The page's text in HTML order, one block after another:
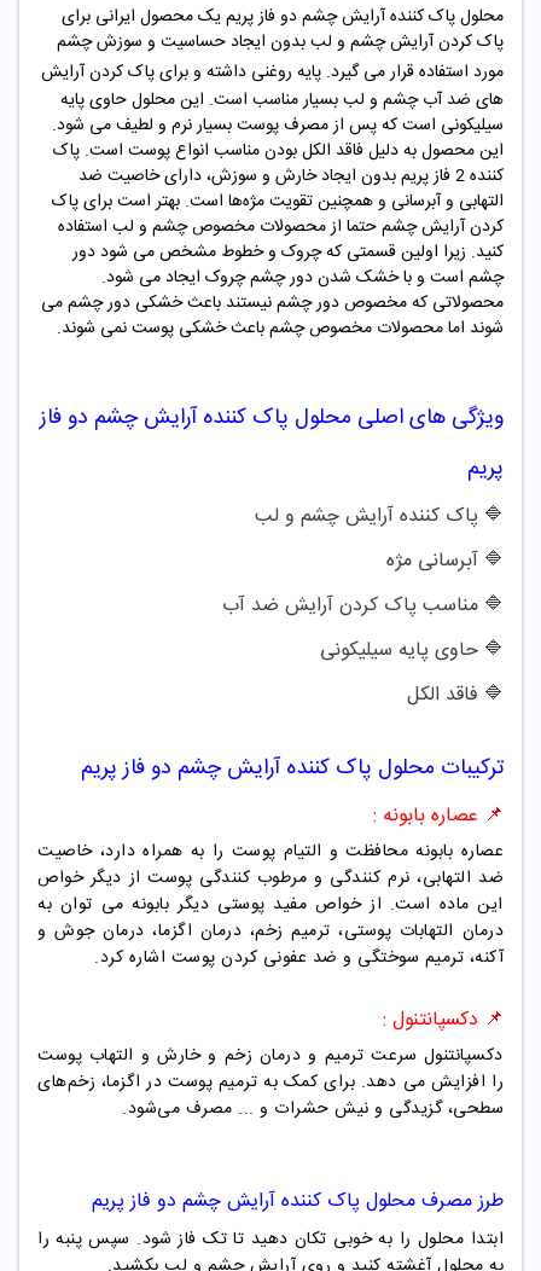
محلول پاک کننده آرایش چشم دو فاز پریم یک محصول ایرانی برای
پاک کردن آرایش چشم و لب بدون ایجاد حساسیت و سوزش چشم
مورد استفاده قرار می گیرد. پایه روغنی داشته و برای پاک کردن آرایش‌
های ضد آب چشم و لب بسیار مناسب است. این محلول حاوی پایه
سیلیکونی است که پس از مصرف پوست بسیار نرم و لطیف می شود.
این محصول به دلیل فاقد الکل بودن مناسب انواع پوست است. پاک
کننده 2 فاز پریم بدون ایجاد خارش و سوزش، دارای خاصیت ضد
التهابی و آبرسانی و همچنین تقویت مژه‌ها است. بهتر است برای پاک
کردن آرایش چشم حتما از محصولات مخصوص چشم و لب استفاده
کنید. زیرا اولین قسمتی که چروک و خطوط مشخص می شود دور
چشم است و با خشک شدن دور چشم چروک ایجاد می شود.
محصولاتی که مخصوص دور چشم نیستند باعث خشکی دور چشم می
شوند اما محصولات مخصوص چشم باعث خشکی پوست نمی شوند.
ویژگی های اصلی محلول پاک کننده آرایش چشم دو فاز
پریم
🔷 پاک کننده آرایش چشم و لب
🔷 آبرسانی مژه
🔷 مناسب پاک کردن آرایش ضد آب
🔷 حاوی پایه سیلیکونی
🔷 فاقد الکل
ترکیبات محلول پاک کننده آرایش چشم دو فاز پریم
📌 عصاره بابونه :
عصاره بابونه محافظت و التیام پوست را به همراه دارد، خاصیت
ضد التهابی، نرم کنندگی و مرطوب کنندگی پوست از دیگر خواص
این ماده است. از خواص مفید پوستی دیگر بابونه می‌ توان به
درمان التهابات پوستی، ترمیم زخم، درمان اگزما، درمان جوش و
آکنه، ترمیم سوختگی و ضد عفونی کردن پوست اشاره کرد.
📌 دکسپانتنول :
دکسپانتنول سرعت ترمیم و درمان زخم و خارش و التهاب پوست
را افزایش می دهد. برای کمک به ترمیم پوست در اگزما، زخم‌های
سطحی، گزیدگی و نیش حشرات و ... مصرف می‌شود.
طرز مصرفمحلول پاک کننده آرایش چشم دو فاز پریم
ابتدا محلول را به خوبی تکان دهید تا تک فاز شود. سپس پنبه را